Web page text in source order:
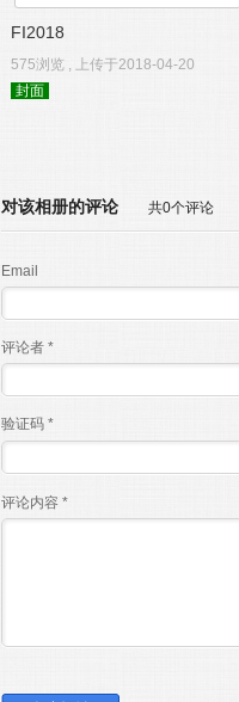
FI2018
575浏览 , 上传于2018-04-20
封面
对该相册的评论 共0个评论
Email
评论者 *
验证码 *
评论内容 *